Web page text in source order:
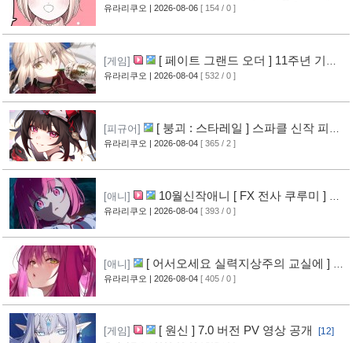
메이션화 결정 [4]
유라리쿠오 | 2026-08-06 [ 154 / 0 ]
[게임]
[ 페이트 그랜드 오더 ] 11주년 기념
영상 공개
[7]
유라리쿠오 | 2026-08-04 [ 532 / 0 ]
[피규어]
[ 붕괴 : 스타레일 ] 스파클 신작 피규
어 공개
[4]
유라리쿠오 | 2026-08-04 [ 365 / 2 ]
[애니]
10월신작애니 [ FX 전사 쿠루미 ] PV
영상 공개
[5]
유라리쿠오 | 2026-08-04 [ 393 / 0 ]
[애니]
[ 어서오세요 실력지상주의 교실에 ] 블
루레이 VOL.2 표지 공개 [6]
유라리쿠오 | 2026-08-04 [ 405 / 0 ]
[게임] [ 원신 ] 7.0 버전 PV 영상 공개 [12]